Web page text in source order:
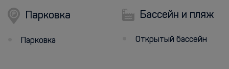
Парковка
Парковка
Бассейн и пляж
Открытый бассейн